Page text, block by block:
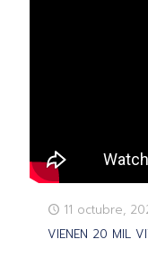
11 octubre,
VIENEN 20 MIL